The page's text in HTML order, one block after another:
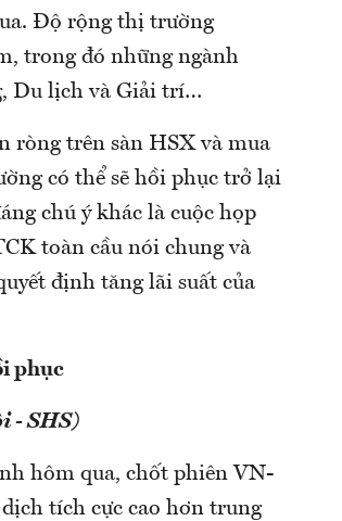
Độ rộng thị trường
trong đó những ngành
Du lịch và Giải trí…
ròng trên sàn HSX và mua
có thể sẽ hồi phục trở lại
chú ý khác là cuộc họp
toàn cầu nói chung và
định tăng lãi suất của
phục
- SHS)
hôm qua, chốt phiên VN-
tích cực cao hơn trung